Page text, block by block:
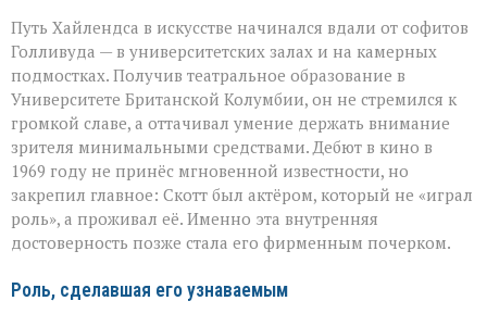
Путь Хайлендса в искусстве начинался вдали от софитов
Голливуда — в университетских залах и на камерных
подмостках. Получив театральное образование в
Университете Британской Колумбии, он не стремился к
громкой славе, а оттачивал умение держать внимание
зрителя минимальными средствами. Дебют в кино в
1969 году не принёс мгновенной известности, но
закрепил главное: Скотт был актёром, который не «играл
роль», а проживал её. Именно эта внутренняя
достоверность позже стала его фирменным почерком.
Роль, сделавшая его узнаваемым